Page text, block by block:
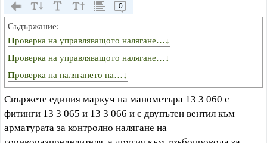
0
Съдържание:
Проверка на управляващото налягане…↓
Проверка на управляващото налягане…↓
Проверка на налягането на…↓
Свържете единия маркуч на манометъра 13 3 060 с
фитинги 13 3 065 и 13 3 066 и с двупътен вентил към
арматурата за контролно налягане на